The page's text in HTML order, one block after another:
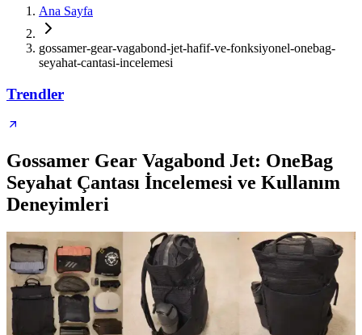
Ana Sayfa
gossamer-gear-vagabond-jet-hafif-ve-fonksiyonel-onebag-
seyahat-cantasi-incelemesi
Trendler
Gossamer Gear Vagabond Jet: OneBag
Seyahat Çantası İncelemesi ve Kullanım
Deneyimleri